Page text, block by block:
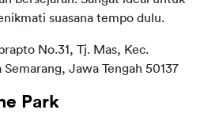
suasana tempo dulu.
No.31, Tj. Mas, Kec.
Jawa Tengah 50137
Park